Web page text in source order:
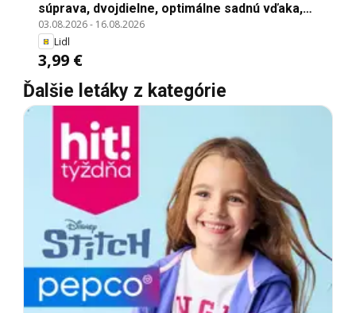
súprava, dvojdielne, optimálne sadnú vďaka,
elastanu LYCRA®, vel': 98/104 - 122/128
03.08.2026- 16.08.2026
Lidl
3,99 €
Ďalšie letáky z kategórie